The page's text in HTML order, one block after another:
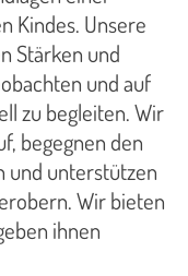
Kindes. Unsere
Stärken und
und auf
zu begleiten. Wir
begegnen den
und unterstützen
Wir bieten
ihnen